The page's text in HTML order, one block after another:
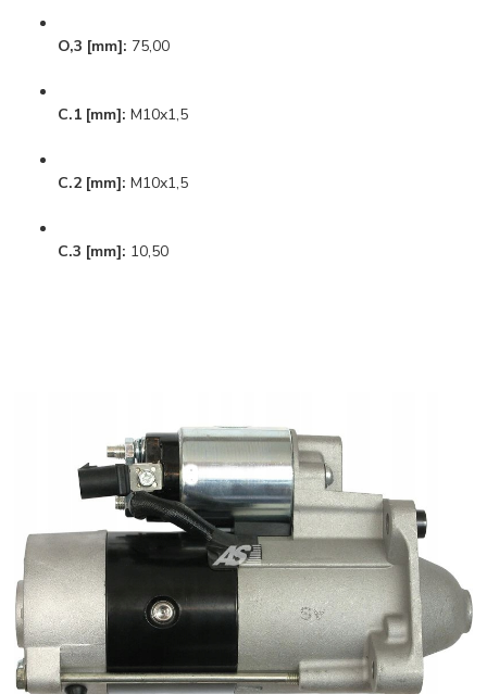
O,3 [mm]: 75,00
C.1 [mm]: M10x1,5
C.2 [mm]: M10x1,5
C.3 [mm]: 10,50